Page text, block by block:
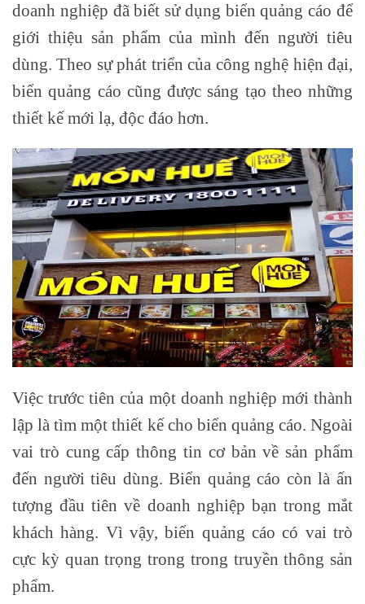
doanh nghiệp đã biết sử dụng biển quảng cáo để
giới thiệu sản phẩm của mình đến người tiêu
dùng. Theo sự phát triển của công nghệ hiện đại,
biển quảng cáo cũng được sáng tạo theo những
thiết kế mới lạ, độc đáo hơn.
Việc trước tiên của một doanh nghiệp mới thành
lập là tìm một thiết kế cho biển quảng cáo. Ngoài
vai trò cung cấp thông tin cơ bản về sản phẩm
đến người tiêu dùng. Biển quảng cáo còn là ấn
tượng đầu tiên về doanh nghiệp bạn trong mắt
khách hàng. Vì vậy, biển quảng cáo có vai trò
cực kỳ quan trọng trong trong truyền thông sản
phẩm.